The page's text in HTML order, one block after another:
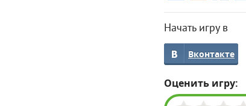
Начать игру в
Вконтакте
Оценить игру: